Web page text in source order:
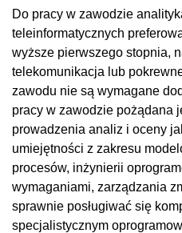
Do pracy w zawodzie
teleinformatycznych
wyższe pierwszego stopnia,
telekomunikacja lub
zawodu nie są wymagane
pracy w zawodzie pożądana
prowadzenia analiz i oceny
umiejętności z zakresu
procesów, inżynierii
wymaganiami, zarządzania
sprawnie posługiwać się
specjalistycznym